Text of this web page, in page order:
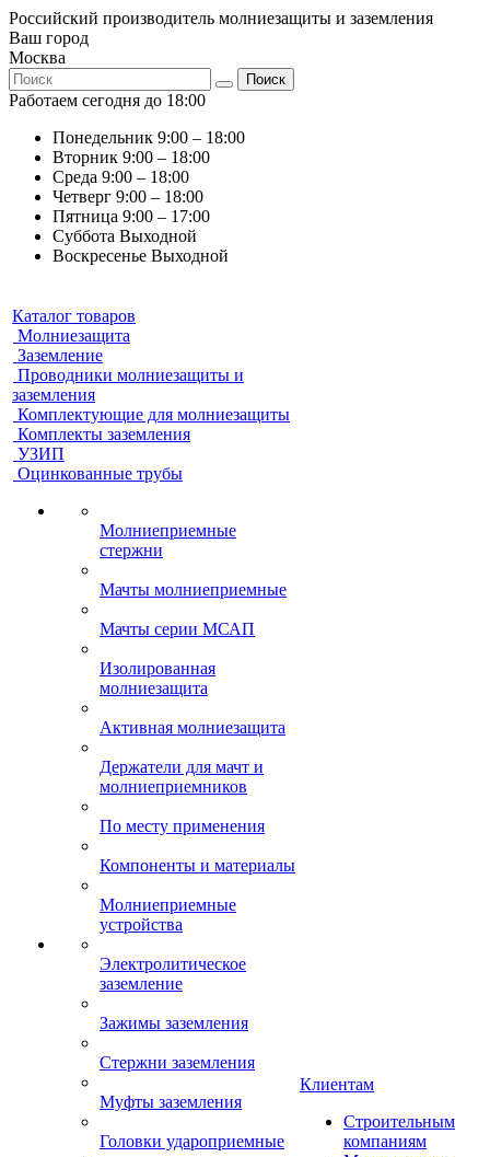
Российский производитель молниезащиты и заземления
Ваш город
Москва
Поиск
Работаем сегодня до 18:00
Понедельник 9:00 – 18:00
Вторник 9:00 – 18:00
Среда 9:00 – 18:00
Четверг 9:00 – 18:00
Пятница 9:00 – 17:00
Суббота Выходной
Воскресенье Выходной
Каталог товаров
Молниезащита
Заземление
Проводники молниезащиты и
заземления
Комплектующие для молниезащиты
Комплекты заземления
УЗИП
Оцинкованные трубы
Молниеприемные
стержни
Мачты молниеприемные
Мачты серии МСАП
Изолированная
молниезащита
Активная молниезащита
Держатели для мачт и
молниеприемников
По месту применения
Компоненты и материалы
Молниеприемные
устройства
Электролитическое
заземление
Зажимы заземления
Стержни заземления
Муфты заземления
Головки удароприемные
Клиентам
Строительным
компаниям